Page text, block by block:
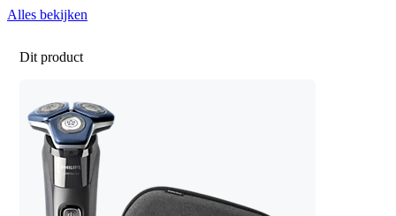
Alles bekijken
Dit product